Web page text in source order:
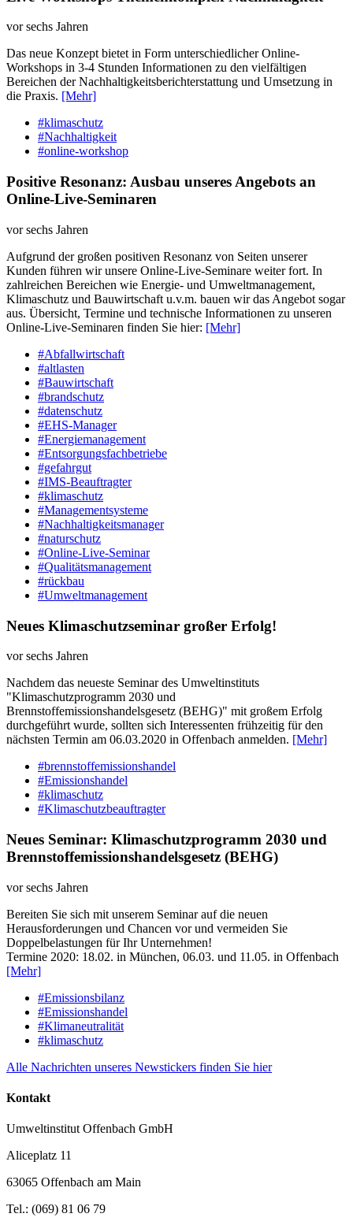
vor sechs Jahren
Das neue Konzept bietet in Form unterschiedlicher Online-
Workshops in 3-4 Stunden Informationen zu den vielfältigen
Bereichen der Nachhaltigkeitsberichterstattung und Umsetzung in
die Praxis. [Mehr]
#klimaschutz
#Nachhaltigkeit
#online-workshop
Positive Resonanz: Ausbau unseres Angebots an
Online-Live-Seminaren
vor sechs Jahren
Aufgrund der großen positiven Resonanz von Seiten unserer
Kunden führen wir unsere Online-Live-Seminare weiter fort. In
zahlreichen Bereichen wie Energie- und Umweltmanagement,
Klimaschutz und Bauwirtschaft u.v.m. bauen wir das Angebot sogar
aus. Übersicht, Termine und technische Informationen zu unseren
Online-Live-Seminaren finden Sie hier: [Mehr]
#Abfallwirtschaft
#altlasten
#Bauwirtschaft
#brandschutz
#datenschutz
#EHS-Manager
#Energiemanagement
#Entsorgungsfachbetriebe
#gefahrgut
#IMS-Beauftragter
#klimaschutz
#Managementsysteme
#Nachhaltigkeitsmanager
#naturschutz
#Online-Live-Seminar
#Qualitätsmanagement
#rückbau
#Umweltmanagement
Neues Klimaschutzseminar großer Erfolg!
vor sechs Jahren
Nachdem das neueste Seminar des Umweltinstituts
"Klimaschutzprogramm 2030 und
Brennstoffemissionshandelsgesetz (BEHG)" mit großem Erfolg
durchgeführt wurde, sollten sich Interessenten frühzeitig für den
nächsten Termin am 06.03.2020 in Offenbach anmelden. [Mehr]
#brennstoffemissionshandel
#Emissionshandel
#klimaschutz
#Klimaschutzbeauftragter
Neues Seminar: Klimaschutzprogramm 2030 und
Brennstoffemissionshandelsgesetz (BEHG)
vor sechs Jahren
Bereiten Sie sich mit unserem Seminar auf die neuen
Herausforderungen und Chancen vor und vermeiden Sie
Doppelbelastungen für Ihr Unternehmen!
Termine 2020: 18.02. in München, 06.03. und 11.05. in Offenbach
[Mehr]
#Emissionsbilanz
#Emissionshandel
#Klimaneutralität
#klimaschutz
Alle Nachrichten unseres Newstickers finden Sie hier
Kontakt
Umweltinstitut Offenbach GmbH
Aliceplatz 11
63065 Offenbach am Main
Tel.: (069) 81 06 79